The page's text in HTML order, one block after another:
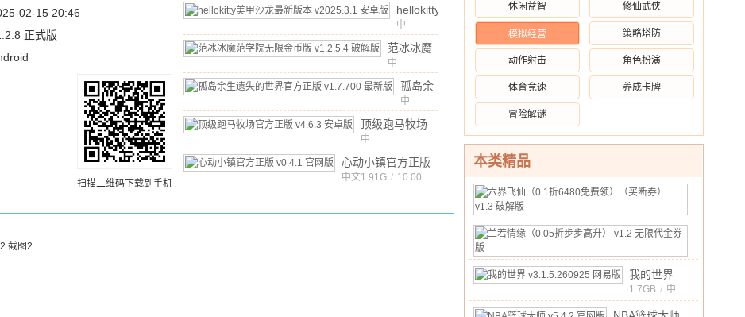
02-15 20:46
正式版
hellokitty
美甲沙
龙最新
版本
v2025.3.1
安卓版
中
文 / 137.01M
范冰冰魔
范学院无
限金币版
v1.2.5.4
破解版
中
文 / 771.6M
孤岛余
生遗失
的世界
官方正
版
v1.7.700
最新版
中
文 / 455.63M
顶级跑马牧场
官方正版
v4.6.3 安卓版
中
文 / 7.87M / 10.00
心动小镇官方正版
v0.4.1 官网版
中文1.91G / 10.00
扫描二维码下载到手机
休闲益智 修仙武侠
模拟经营 策略塔防
动作射击 角色扮演
体育竞速 养成卡牌
冒险解谜
本类精品
免
中
中
我的世界
v3.1.5.260925
1.7GB / 中
文 / 10.00